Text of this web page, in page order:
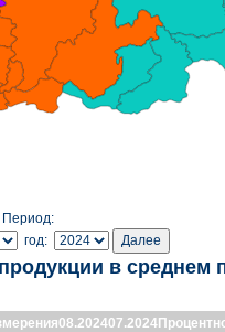
Период:
год:
в среднем
08.202407.2024